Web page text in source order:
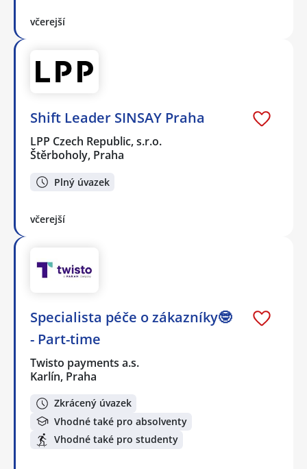
včerejší
Shift Leader SINSAY Praha
LPP Czech Republic, s.r.o.
Štěrboholy, Praha
Plný úvazek
včerejší
Specialista péče o zákazníky🤓
- Part-time
Twisto payments a.s.
Karlín, Praha
Zkrácený úvazek
Vhodné také pro absolventy
Vhodné také pro studenty